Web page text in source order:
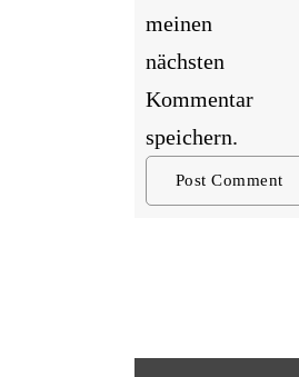
meinen
nächsten
Kommentar
speichern.